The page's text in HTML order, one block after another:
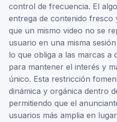
control de frecuencia. El
entrega de contenido fresco
que un mismo video no se
usuario en una misma
lo que obliga a las marcas a
para mantener el interés y
único. Esta restricción
dinámica y orgánica dentro
permitiendo que el
usuarios más amplia en